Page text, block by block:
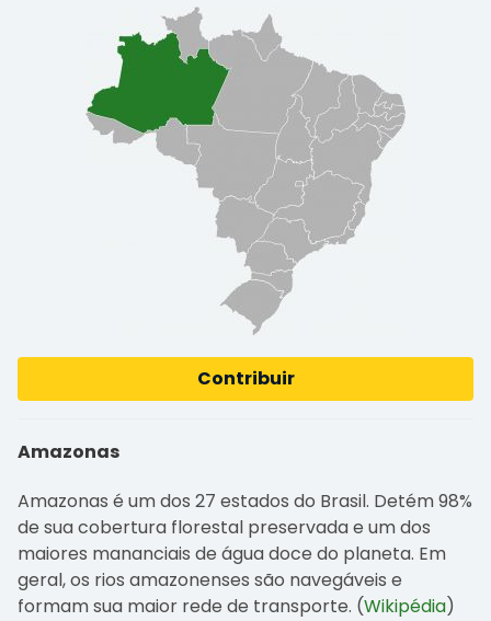
Contribuir
Amazonas
Amazonas é um dos 27 estados do Brasil. Detém 98%
de sua cobertura florestal preservada e um dos
maiores mananciais de água doce do planeta. Em
geral, os rios amazonenses são navegáveis e
formam sua maior rede de transporte. (Wikipédia)